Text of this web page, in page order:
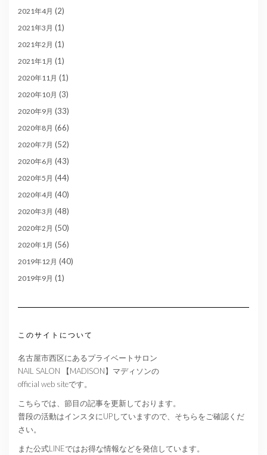
2021年4月 (2)
2021年3月 (1)
2021年2月 (1)
2021年1月 (1)
2020年11月 (1)
2020年10月 (3)
2020年9月 (33)
2020年8月 (66)
2020年7月 (52)
2020年6月 (43)
2020年5月 (44)
2020年4月 (40)
2020年3月 (48)
2020年2月 (50)
2020年1月 (56)
2019年12月 (40)
2019年9月 (1)
このサイトについて
名古屋市西区にあるプライベートサロン
NAIL SALON 【MADISON】マディソンの
official web siteです。
こちらでは、節目の記事を更新しております。
普段の活動はインスタにUPしていますので、そちらをご確認くだ
さい。
また公式LINEではお得な情報などを発信しています。